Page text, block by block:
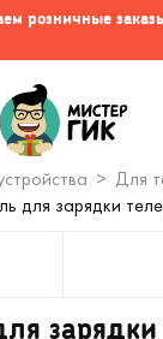
розничные
Для
для зарядки